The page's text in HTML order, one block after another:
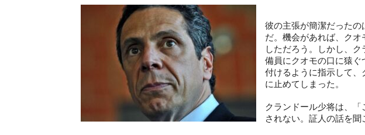
彼の主張が簡潔だった
だ。機会があれば、ク
しただろう。しかし、ク
備員にクオモの口に猿ぐ
付けるように指示して
に止めてしまった。
クランドール少将は、
されない。証人の話を聞